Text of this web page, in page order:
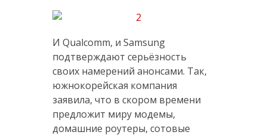
И Qualcomm, и Samsung
подтверждают серьёзность
своих намерений анонсами. Так,
южнокорейская компания
заявила, что в скором времени
предложит миру модемы,
домашние роутеры, сотовые